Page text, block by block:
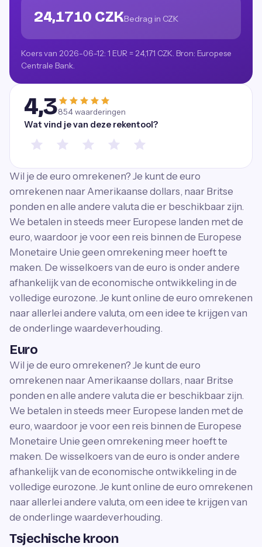
24,1710 CZKBedrag in CZK
Koers van 2026-06-12: 1 EUR = 24,171 CZK. Bron: Europese
Centrale Bank.
4,3854waarderingen
Wat vind je van deze rekentool?
Wil je de euro omrekenen? Je kunt de euro
omrekenen naar Amerikaanse dollars, naar Britse
ponden en alle andere valuta die er beschikbaar zijn.
We betalen in steeds meer Europese landen met de
euro, waardoor je voor een reis binnen de Europese
Monetaire Unie geen omrekening meer hoeft te
maken. De wisselkoers van de euro is onder andere
afhankelijk van de economische ontwikkeling in de
volledige eurozone. Je kunt online de euro omrekenen
naar allerlei andere valuta, om een idee te krijgen van
de onderlinge waardeverhouding.
Euro
Wil je de euro omrekenen? Je kunt de euro
omrekenen naar Amerikaanse dollars, naar Britse
ponden en alle andere valuta die er beschikbaar zijn.
We betalen in steeds meer Europese landen met de
euro, waardoor je voor een reis binnen de Europese
Monetaire Unie geen omrekening meer hoeft te
maken. De wisselkoers van de euro is onder andere
afhankelijk van de economische ontwikkeling in de
volledige eurozone. Je kunt online de euro omrekenen
naar allerlei andere valuta, om een idee te krijgen van
de onderlinge waardeverhouding.
Tsjechische kroon